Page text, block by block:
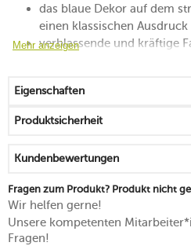
das blaue Dekor auf dem
einen klassischen Ausdruck
verblassende und kräftige
Hauch
das robuste Porzellan ist
eine harmonische Einheit
lässt sich an seinem
mikrowellengeeignet
spülmaschinenfest
Mehr anzeigen
Eigenschaften
Produktsicherheit
Kundenbewertungen
Fragen zum Produkt? Produkt nicht
Wir helfen gerne!
Unsere kompetenten
Fragen!